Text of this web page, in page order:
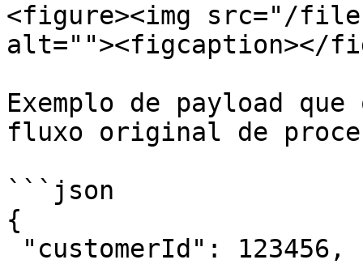
<figure><img src="/files/
alt=""><figcaption></
Exemplo de payload
fluxo original de
```json
{